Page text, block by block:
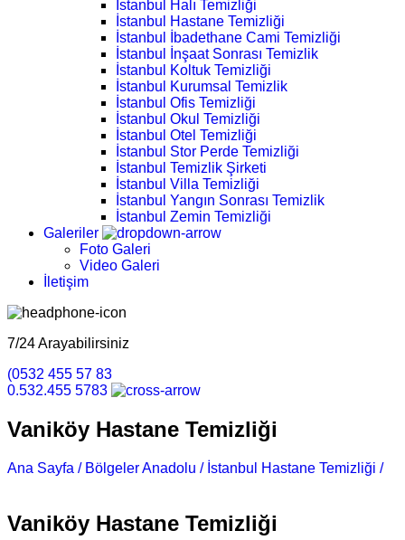
İstanbul Halı Temizliği
İstanbul Hastane Temizliği
İstanbul İbadethane Cami Temizliği
İstanbul İnşaat Sonrası Temizlik
İstanbul Koltuk Temizliği
İstanbul Kurumsal Temizlik
İstanbul Ofis Temizliği
İstanbul Okul Temizliği
İstanbul Otel Temizliği
İstanbul Stor Perde Temizliği
İstanbul Temizlik Şirketi
İstanbul Villa Temizliği
İstanbul Yangın Sonrası Temizlik
İstanbul Zemin Temizliği
Galeriler
Foto Galeri
Video Galeri
İletişim
7/24 Arayabilirsiniz
(0532 455 57 83
0.532.455 5783
Vaniköy Hastane Temizliği
Ana Sayfa / Bölgeler Anadolu / İstanbul Hastane Temizliği /
Vaniköy Hastane Temizliği